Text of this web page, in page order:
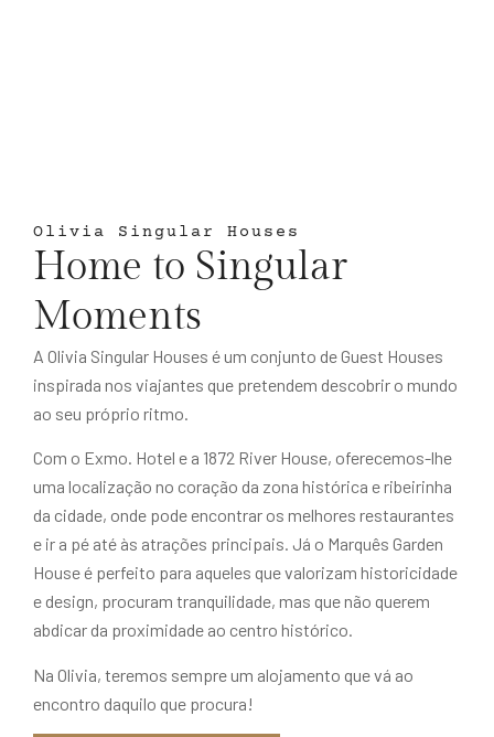
Olivia Singular Houses
Home to Singular
Moments
A Olivia Singular Houses é um conjunto de Guest Houses
inspirada nos viajantes que pretendem descobrir o mundo
ao seu próprio ritmo.
Com o Exmo. Hotel e a 1872 River House, oferecemos-lhe
uma localização no coração da zona histórica e ribeirinha
da cidade, onde pode encontrar os melhores restaurantes
e ir a pé até às atrações principais. Já o Marquês Garden
House é perfeito para aqueles que valorizam historicidade
e design, procuram tranquilidade, mas que não querem
abdicar da proximidade ao centro histórico.
Na Olivia, teremos sempre um alojamento que vá ao
encontro daquilo que procura!